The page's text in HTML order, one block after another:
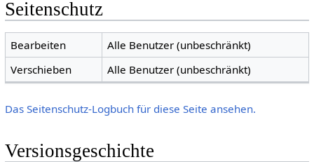
Seitenschutz
Bearbeiten
Alle Benutzer (unbeschränkt)
Verschieben
Alle Benutzer (unbeschränkt)
Das Seitenschutz-Logbuch für diese Seite ansehen.
Versionsgeschichte